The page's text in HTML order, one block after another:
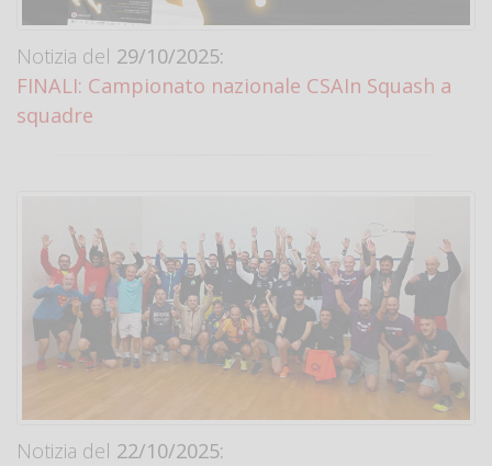
Notizia del 29/10/2025:
FINALI: Campionato nazionale CSAIn Squash a
squadre
Notizia del 22/10/2025: